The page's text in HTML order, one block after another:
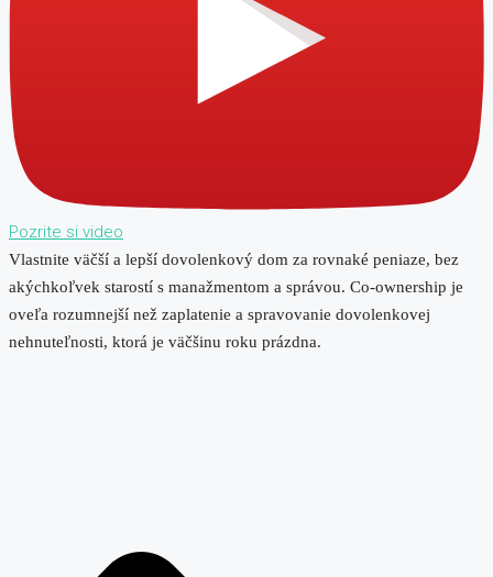
Pozrite si video
Vlastnite väčší a lepší dovolenkový dom za rovnaké peniaze, bez
akýchkoľvek starostí s manažmentom a správou. Co-ownership je
oveľa rozumnejší než zaplatenie a spravovanie dovolenkovej
nehnuteľnosti, ktorá je väčšinu roku prázdna.